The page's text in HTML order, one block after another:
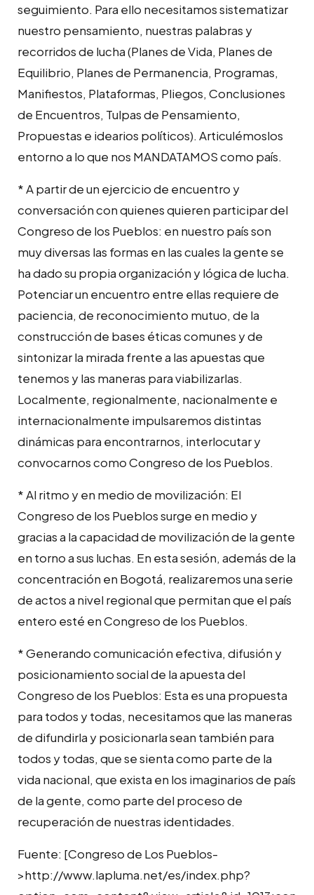
seguimiento. Para ello necesitamos sistematizar
nuestro pensamiento, nuestras palabras y
recorridos de lucha (Planes de Vida, Planes de
Equilibrio, Planes de Permanencia, Programas,
Manifiestos, Plataformas, Pliegos, Conclusiones
de Encuentros, Tulpas de Pensamiento,
Propuestas e idearios políticos). Articulémoslos
entorno a lo que nos MANDATAMOS como país.
* A partir de un ejercicio de encuentro y
conversación con quienes quieren participar del
Congreso de los Pueblos: en nuestro país son
muy diversas las formas en las cuales la gente se
ha dado su propia organización y lógica de lucha.
Potenciar un encuentro entre ellas requiere de
paciencia, de reconocimiento mutuo, de la
construcción de bases éticas comunes y de
sintonizar la mirada frente a las apuestas que
tenemos y las maneras para viabilizarlas.
Localmente, regionalmente, nacionalmente e
internacionalmente impulsaremos distintas
dinámicas para encontrarnos, interlocutar y
convocarnos como Congreso de los Pueblos.
* Al ritmo y en medio de movilización: El
Congreso de los Pueblos surge en medio y
gracias a la capacidad de movilización de la gente
en torno a sus luchas. En esta sesión, además de la
concentración en Bogotá, realizaremos una serie
de actos a nivel regional que permitan que el país
entero esté en Congreso de los Pueblos.
* Generando comunicación efectiva, difusión y
posicionamiento social de la apuesta del
Congreso de los Pueblos: Esta es una propuesta
para todos y todas, necesitamos que las maneras
de difundirla y posicionarla sean también para
todos y todas, que se sienta como parte de la
vida nacional, que exista en los imaginarios de país
de la gente, como parte del proceso de
recuperación de nuestras identidades.
Fuente: [Congreso de Los Pueblos-
>http://www.lapluma.net/es/index.php?